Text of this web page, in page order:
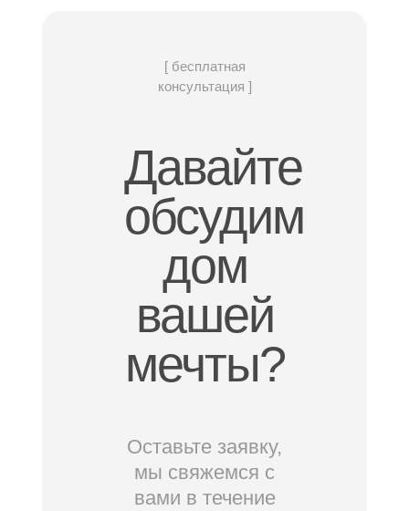
[ бесплатная
консультация ]
Давайте
обсудим
дом
вашей
мечты?
Оставьте заявку,
мы свяжемся с
вами в течение